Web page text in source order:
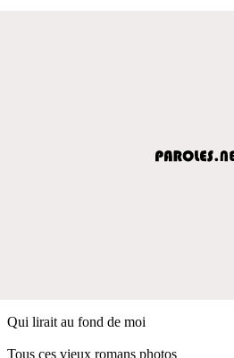
Qui lirait au fond de moi
Tous ces vieux romans photos